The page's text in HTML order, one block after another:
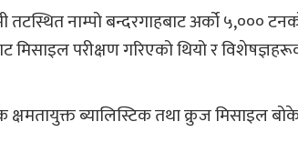
तटस्थित नाम्पो बन्दरगाहबाट अर्को ५,०००
परीक्षण गरिएको थियो र
ब्यालिस्टिक तथा क्रुज मिसाइल